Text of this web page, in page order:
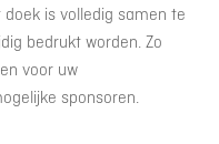
is volledig samen te
bedrukt worden. Zo
voor uw
sponsoren.